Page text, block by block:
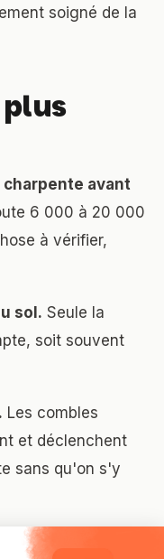
soigné de la
plus
charpente avant
6 000 à 20 000
à vérifier,
sol. Seule la
soit souvent
Les combles
et déclenchent
sans qu'on s'y
n'est